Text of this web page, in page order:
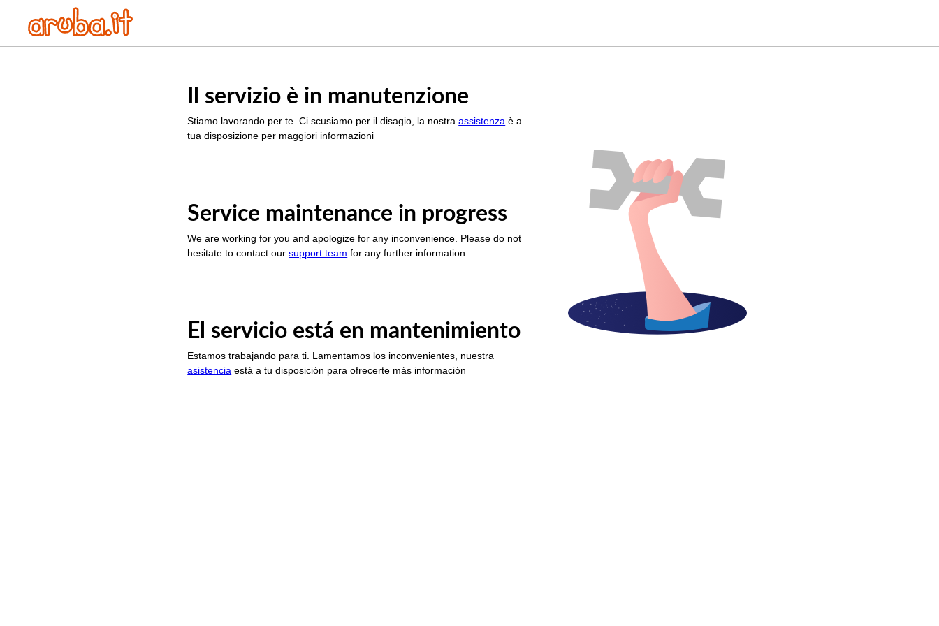
Il servizio è in manutenzione
Stiamo lavorando per te. Ci scusiamo per il disagio, la nostraassistenza è a
tua disposizione per maggiori informazioni
Service maintenance in progress
We are working for you and apologize for any inconvenience. Please do not
hesitate to contact oursupport team for any further information
El servicio está en mantenimiento
Estamos trabajando para ti. Lamentamos los inconvenientes, nuestra
asistencia está a tu disposición para ofrecerte más información